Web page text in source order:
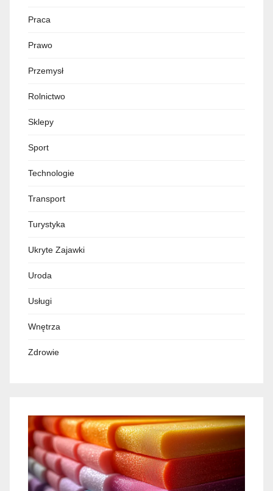
Praca
Prawo
Przemysł
Rolnictwo
Sklepy
Sport
Technologie
Transport
Turystyka
Ukryte Zajawki
Uroda
Usługi
Wnętrza
Zdrowie